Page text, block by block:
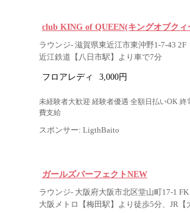
club KING of QUEEN(キングオブクィ
ラウンジ- 滋賀県東近江市東沖野1-7-43 2F
近江鉄道【八日市駅】より車で7分
フロアレディ 3,000円
未経験者大歓迎 経験者優遇 全額日払いOK
費支給
スポンサー: LigthBaito
ガールズパーフェクトNEW
ラウンジ- 大阪府大阪市北区堂山町17-1
大阪メトロ【梅田駅】より徒歩5分、JR【